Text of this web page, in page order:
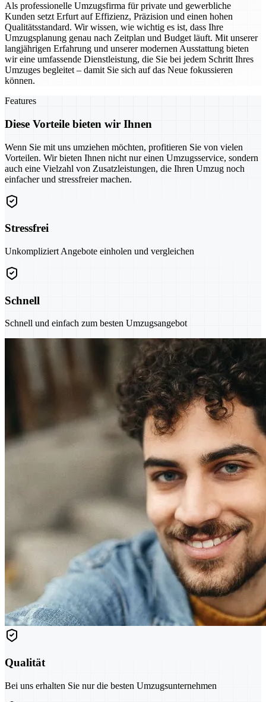
Als professionelle Umzugsfirma für private und gewerbliche
Kunden setzt Erfurt auf Effizienz, Präzision und einen hohen
Qualitätsstandard. Wir wissen, wie wichtig es ist, dass Ihre
Umzugsplanung genau nach Zeitplan und Budget läuft. Mit unserer
langjährigen Erfahrung und unserer modernen Ausstattung bieten
wir eine umfassende Dienstleistung, die Sie bei jedem Schritt Ihres
Umzuges begleitet – damit Sie sich auf das Neue fokussieren
können.
Features
Diese Vorteile bieten wir Ihnen
Wenn Sie mit uns umziehen möchten, profitieren Sie von vielen
Vorteilen. Wir bieten Ihnen nicht nur einen Umzugsservice, sondern
auch eine Vielzahl von Zusatzleistungen, die Ihren Umzug noch
einfacher und stressfreier machen.
Stressfrei
Unkompliziert Angebote einholen und vergleichen
Schnell
Schnell und einfach zum besten Umzugsangebot
Qualität
Bei uns erhalten Sie nur die besten Umzugsunternehmen